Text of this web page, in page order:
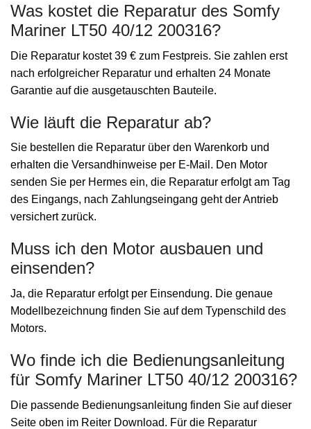
Was kostet die Reparatur des Somfy
Mariner LT50 40/12 200316?
Die Reparatur kostet 39 € zum Festpreis. Sie zahlen erst
nach erfolgreicher Reparatur und erhalten 24 Monate
Garantie auf die ausgetauschten Bauteile.
Wie läuft die Reparatur ab?
Sie bestellen die Reparatur über den Warenkorb und
erhalten die Versandhinweise per E-Mail. Den Motor
senden Sie per Hermes ein, die Reparatur erfolgt am Tag
des Eingangs, nach Zahlungseingang geht der Antrieb
versichert zurück.
Muss ich den Motor ausbauen und
einsenden?
Ja, die Reparatur erfolgt per Einsendung. Die genaue
Modellbezeichnung finden Sie auf dem Typenschild des
Motors.
Wo finde ich die Bedienungsanleitung
für Somfy Mariner LT50 40/12 200316?
Die passende Bedienungsanleitung finden Sie auf dieser
Seite oben im Reiter Download. Für die Reparatur